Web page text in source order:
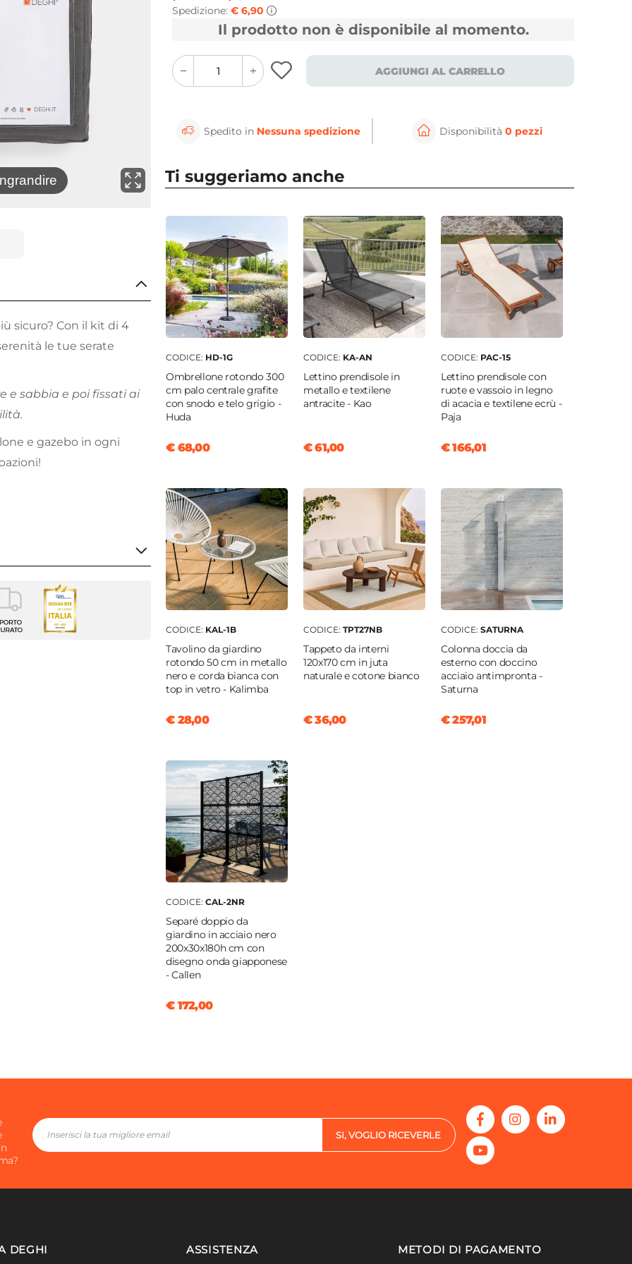
⚲ Clicca per ingrandire
sicuro? Con il kit di 4
le tue serate
e sabbia e poi fissati ai
e gazebo in ogni
Spedizione: € 6,90
Il prodotto non è disponibile al momento.
quantity
button
quantity
minus
button
AGGIUNGI AL CARRELLO
Spedito in Nessuna spedizione Disponibilità 0 pezzi
Ti suggeriamo anche
CODICE: HD-1G
Ombrellone rotondo 300
cm palo centrale grafite
con snodo e telo grigio -
Huda
€ 68,00
CODICE: KA-AN
Lettino prendisole in
metallo e textilene
antracite - Kao
€ 61,00
CODICE: PAC-15
Lettino prendisole con
ruote e vassoio in legno
di acacia e textilene ecrù -
Paja
€ 166,01
CODICE: KAL-1B
Tavolino da giardino
rotondo 50 cm in metallo
nero e corda bianca con
top in vetro - Kalimba
€ 28,00
CODICE: TPT27NB
Tappeto da interni
120x170 cm in juta
naturale e cotone bianco
€ 36,00
CODICE: SATURNA
Colonna doccia da
esterno con doccino
acciaio antimpronta -
Saturna
€ 257,01
CODICE: CAL-2NR
Separé doppio da
giardino in acciaio nero
200x30x180h cm con
disegno onda giapponese
- Callen
€ 172,00
SI, VOGLIO RICEVERLE
DEGHI ASSISTENZA METODI DI PAGAMENTO